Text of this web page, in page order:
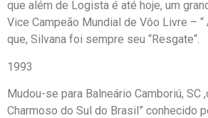
que além de Logista é até hoje, um
Vice Campeão Mundial de Vôo Livre – “
que, Silvana foi sempre seu “Resgate“.
1993
Mudou-se para Balneário Camboriú, SC
Charmoso do Sul do Brasil” conhecido